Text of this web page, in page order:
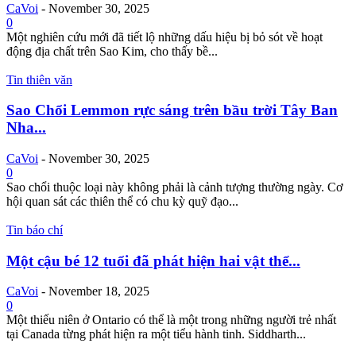
CaVoi - November 30, 2025
0
Một nghiên cứu mới đã tiết lộ những dấu hiệu bị bỏ sót về hoạt
động địa chất trên Sao Kim, cho thấy bề...
Tin thiên văn
Sao Chổi Lemmon rực sáng trên bầu trời Tây Ban
Nha...
CaVoi - November 30, 2025
0
Sao chổi thuộc loại này không phải là cảnh tượng thường ngày. Cơ
hội quan sát các thiên thể có chu kỳ quỹ đạo...
Tin báo chí
Một cậu bé 12 tuổi đã phát hiện hai vật thể...
CaVoi - November 18, 2025
0
Một thiếu niên ở Ontario có thể là một trong những người trẻ nhất
tại Canada từng phát hiện ra một tiểu hành tinh. Siddharth...